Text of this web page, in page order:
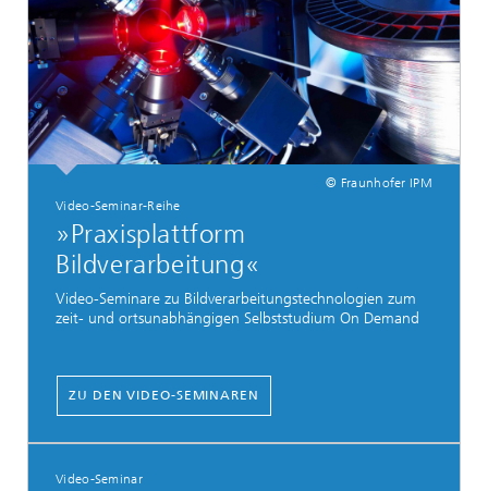
© Fraunhofer IPM
Video-Seminar-Reihe
»Praxisplattform
Bildverarbeitung«
Video-Seminare zu Bildverarbeitungstechnologien zum
zeit- und ortsunabhängigen Selbststudium On Demand
ZU DEN VIDEO-SEMINAREN
Video-Seminar